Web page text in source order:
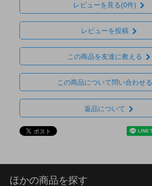
レビューを見る(0件)
レビューを投稿
この商品を友達に教える
この商品について問い合わせる
返品について
ほかの商品を探す